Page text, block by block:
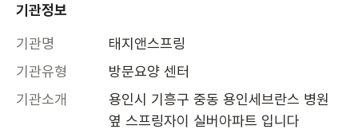
기관정보
기관명
태지앤스프링
기관유형
방문요양 센터
기관소개
용인시 기흥구 중동 용인세브란스 병원
옆 스프링자이 실버아파트 입니다